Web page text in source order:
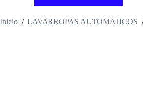
Inicio / LAVARROPAS AUTOMATICOS /